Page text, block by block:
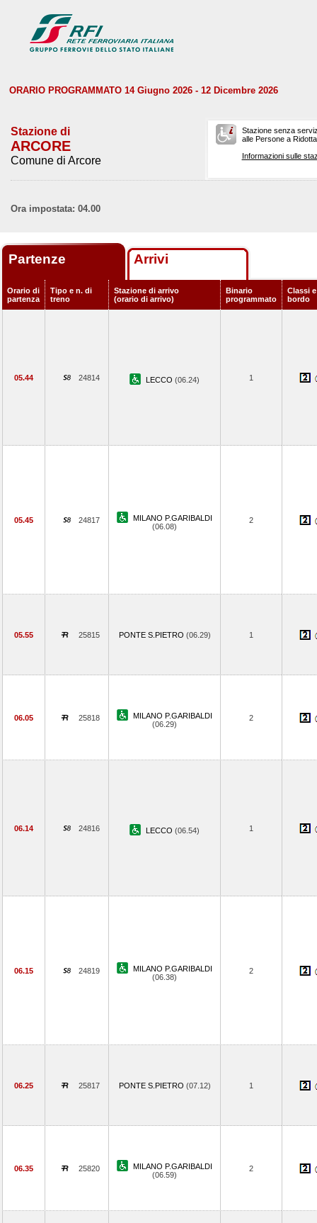
ORARIO PROGRAMMATO 14 Giugno 2026 - 12 Dicembre 2026
Stazione di
ARCORE
Comune di Arcore
Stazione senza
alle Persone a
Informazioni sulle
Ora impostata: 04.00
Partenze Arrivi
Orario di
partenza
Tipo e n. di
treno
Stazione di arrivo
(orario di arrivo)
Binario
programmato
Classi
bordo
05.44 24814 LECCO (06.24) 1
05.45 24817
MILANO P.GARIBALDI
(06.08)
2
05.55 25815 PONTE S.PIETRO (06.29) 1
06.05 25818
MILANO P.GARIBALDI
(06.29)
2
06.14 24816 LECCO (06.54) 1
06.15 24819
MILANO P.GARIBALDI
(06.38)
2
06.25 25817 PONTE S.PIETRO (07.12) 1
06.35 25820
MILANO P.GARIBALDI
(06.59)
2